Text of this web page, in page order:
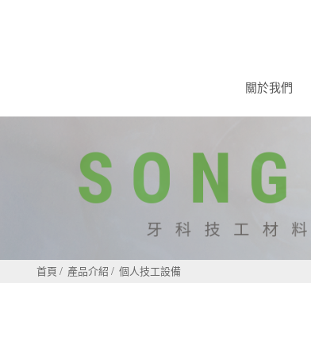
關於我們
首頁 產品介紹 個人技工設備